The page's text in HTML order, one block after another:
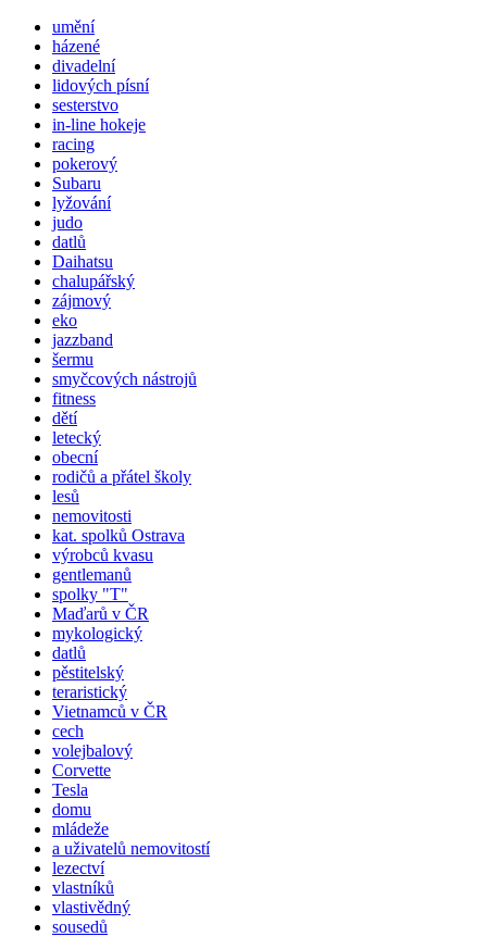
umění
házené
divadelní
lidových písní
sesterstvo
in-line hokeje
racing
pokerový
Subaru
lyžování
judo
datlů
Daihatsu
chalupářský
zájmový
eko
jazzband
šermu
smyčcových nástrojů
fitness
dětí
letecký
obecní
rodičů a přátel školy
lesů
nemovitosti
kat. spolků Ostrava
výrobců kvasu
gentlemanů
spolky "T"
Maďarů v ČR
mykologický
datlů
pěstitelský
teraristický
Vietnamců v ČR
cech
volejbalový
Corvette
Tesla
domu
mládeže
a uživatelů nemovitostí
lezectví
vlastníků
vlastivědný
sousedů